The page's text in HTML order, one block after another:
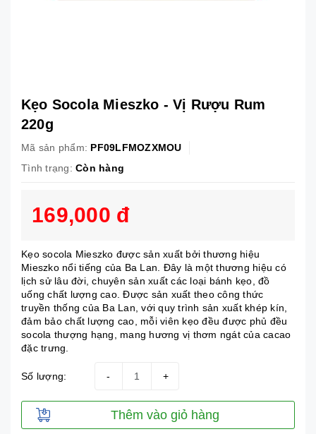
Kẹo Socola Mieszko - Vị Rượu Rum
220g
Mã sản phẩm: PF09LFMOZXMOU
Tình trạng: Còn hàng
169,000 đ
Kẹo socola Mieszko được sản xuất bởi thương hiệu
Mieszko nổi tiếng của Ba Lan. Đây là một thương hiệu có
lịch sử lâu đời, chuyên sản xuất các loại bánh kẹo, đồ
uống chất lượng cao. Được sản xuất theo công thức
truyền thống của Ba Lan, với quy trình sản xuất khép kín,
đảm bảo chất lượng cao, mỗi viên kẹo đều được phủ đều
socola thượng hạng, mang hương vị thơm ngát của cacao
đặc trưng.
Số lượng: +
-
Thêm vào giỏ hàng